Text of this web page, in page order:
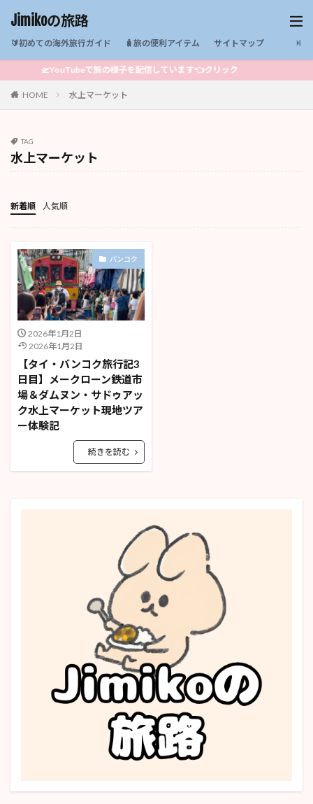
Jimikoの旅路
🔰初めての海外旅行ガイド 🧳旅の便利アイテム サイトマップ
🛫YouTubeで旅の様子を配信しています👈クリック
HOME 水上マーケット
TAG
水上マーケット
新着順 人気順
バンコク
2026年1月2日
2026年1月2日
【タイ・バンコク旅行記3
日目】メークローン鉄道市
場＆ダムヌン・サドゥアッ
ク水上マーケット現地ツア
ー体験記
続きを読む